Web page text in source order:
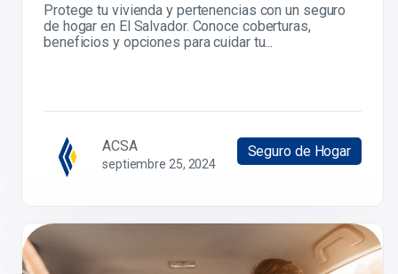
Protege tu vivienda y pertenencias con un seguro
de hogar en El Salvador. Conoce coberturas,
beneficios y opciones para cuidar tu...
ACSA
septiembre 25, 2024
Seguro de Hogar